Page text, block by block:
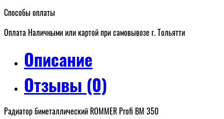
Способы оплаты
Оплата Наличными или картой при самовывозе г. Тольятти
Описание
Отзывы (0)
Радиатор биметаллический ROMMER Profi BM 350